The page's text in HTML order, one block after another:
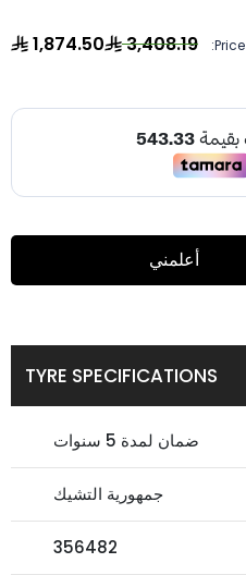
3,408.19
1,874.50
أعلمني
TYRE SPECIFICATIONS
ضمان لمدة 5 سنوات
جمهورية التشيك
356482